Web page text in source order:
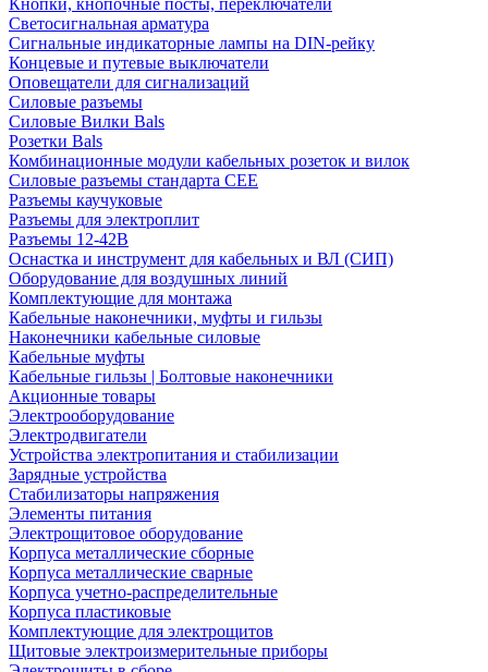
Кнопки, кнопочные посты, переключатели
Светосигнальная арматура
Сигнальные индикаторные лампы на DIN-рейку
Концевые и путевые выключатели
Оповещатели для сигнализаций
Силовые разъемы
Силовые Вилки Bals
Розетки Bals
Комбинационные модули кабельных розеток и вилок
Силовые разъемы стандарта CEE
Разъемы каучуковые
Разъемы для электроплит
Разъемы 12-42В
Оснастка и инструмент для кабельных и ВЛ (СИП)
Оборудование для воздушных линий
Комплектующие для монтажа
Кабельные наконечники, муфты и гильзы
Наконечники кабельные силовые
Кабельные муфты
Кабельные гильзы | Болтовые наконечники
Акционные товары
Электрооборудование
Электродвигатели
Устройства электропитания и стабилизации
Зарядные устройства
Стабилизаторы напряжения
Элементы питания
Электрощитовое оборудование
Корпуса металлические сборные
Корпуса металлические сварные
Корпуса учетно-распределительные
Корпуса пластиковые
Комплектующие для электрощитов
Щитовые электроизмерительные приборы